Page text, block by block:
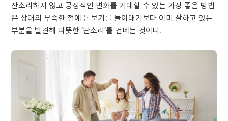
잔소리하지 않고 긍정적인 변화를 기대할 수 있는 가장 좋은 방법
은 상대의 부족한 점에 돋보기를 들이대기보다 이미 잘하고 있는
부분을 발견해 따뜻한 ‘단소리’를 건네는 것이다.